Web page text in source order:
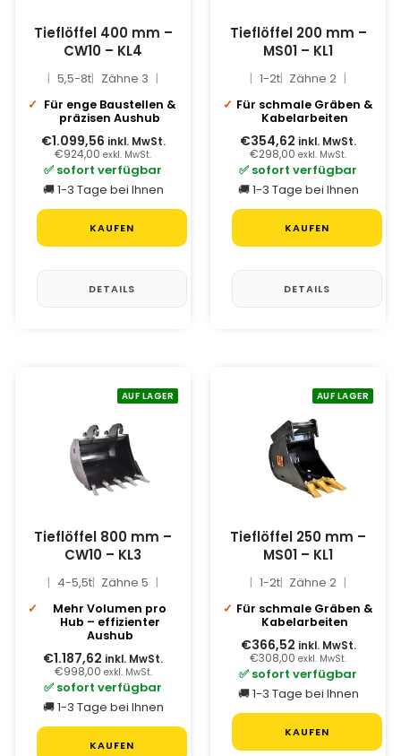
Tieflöffel 400 mm –
CW10 – KL4
5,5-8t Zähne 3
Für enge Baustellen &
präzisen Aushub
€1.099,56 inkl. MwSt.
€924,00 exkl. MwSt.
✅ sofort verfügbar
🚚 1-3 Tage bei Ihnen
KAUFEN
DETAILS
Tieflöffel 200 mm –
MS01 – KL1
1-2t Zähne 2
Für schmale Gräben &
Kabelarbeiten
€354,62 inkl. MwSt.
€298,00 exkl. MwSt.
✅ sofort verfügbar
🚚 1-3 Tage bei Ihnen
KAUFEN
DETAILS
AUF LAGER
Tieflöffel 800 mm –
CW10 – KL3
4-5,5t Zähne 5
Mehr Volumen pro
Hub – effizienter
Aushub
€1.187,62 inkl. MwSt.
€998,00 exkl. MwSt.
✅ sofort verfügbar
🚚 1-3 Tage bei Ihnen
KAUFEN
AUF LAGER
Tieflöffel 250 mm –
MS01 – KL1
1-2t Zähne 2
Für schmale Gräben &
Kabelarbeiten
€366,52 inkl. MwSt.
€308,00 exkl. MwSt.
✅ sofort verfügbar
🚚 1-3 Tage bei Ihnen
KAUFEN